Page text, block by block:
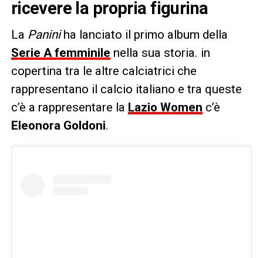
ricevere la propria figurina
La Paniniha lanciato il primo album della
Serie A femminile nella sua storia. in
copertina tra le altre calciatrici che
rappresentano il calcio italiano e tra queste
c’è a rappresentare la Lazio Women c’è
Eleonora Goldoni.